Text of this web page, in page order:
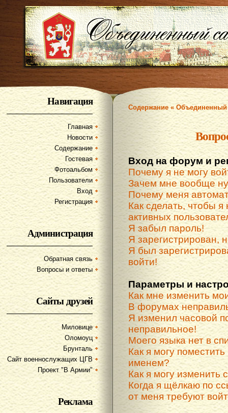
Навигация
Главная
Новости
Содержание
Гостевая
Фотоальбом
Пользователи
Вход
Регистрация
Администрация
Обратная связь
Вопросы и ответы
Сайты друзей
Миловице
Оломоуц
Брунталь
Сайт военнослужащих ЦГВ
Проект "В Армии"
Реклама
Содержание «
Вход на форум и
Почему я не могу
Зачем мне вообще
Почему меня
Как сделать, чтобы я
активных
Я забыл пароль!
Я зарегистрирован,
Я был
войти!
Параметры и
Как мне изменить
В форумах
Я изменил часовой
неправильное!
Моего языка нет в
Как я могу
именем?
Как я могу изменить
Когда я щёлкаю по
от меня требуют